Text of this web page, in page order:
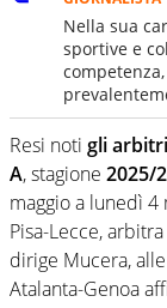
Nella sua
sportive e
Resi noti gli arbitri
A, stagione 2025/
maggio a lunedì
Pisa-Lecce,
dirige Mucera,
Atalanta-Genoa